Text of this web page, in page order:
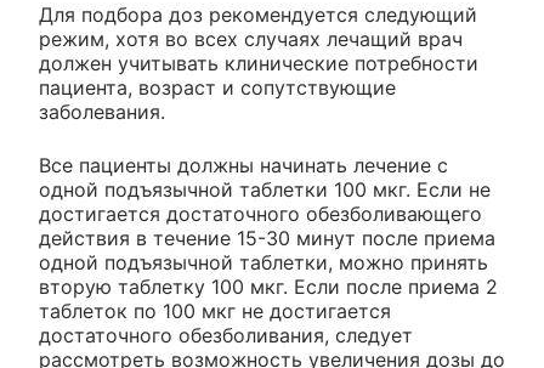
Для подбора доз рекомендуется следующий
режим, хотя во всех случаях лечащий врач
должен учитывать клинические потребности
пациента, возраст и сопутствующие
заболевания.
Все пациенты должны начинать лечение с
одной подъязычной таблетки 100 мкг. Если не
достигается достаточного обезболивающего
действия в течение 15-30 минут после приема
одной подъязычной таблетки, можно принять
вторую таблетку 100 мкг. Если после приема 2
таблеток по 100 мкг не достигается
достаточного обезболивания, следует
рассмотреть возможность увеличения дозы до